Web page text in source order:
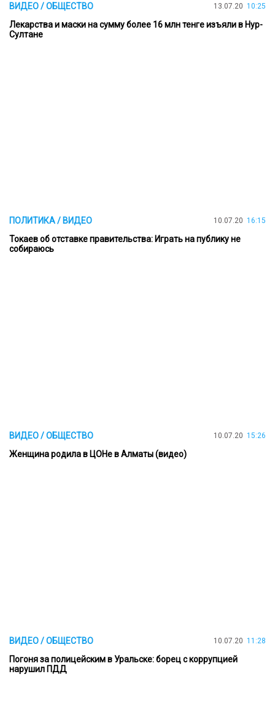
ВИДЕО / ОБЩЕСТВО 13.07.20 10:25
Лекарства и маски на сумму более 16 млн тенге изъяли в Нур-
Султане
ПОЛИТИКА / ВИДЕО 10.07.20 16:15
Токаев об отставке правительства: Играть на публику не
собираюсь
ВИДЕО / ОБЩЕСТВО 10.07.20 15:26
Женщина родила в ЦОНе в Алматы (видео)
ВИДЕО / ОБЩЕСТВО 10.07.20 11:28
Погоня за полицейским в Уральске: борец с коррупцией
нарушил ПДД